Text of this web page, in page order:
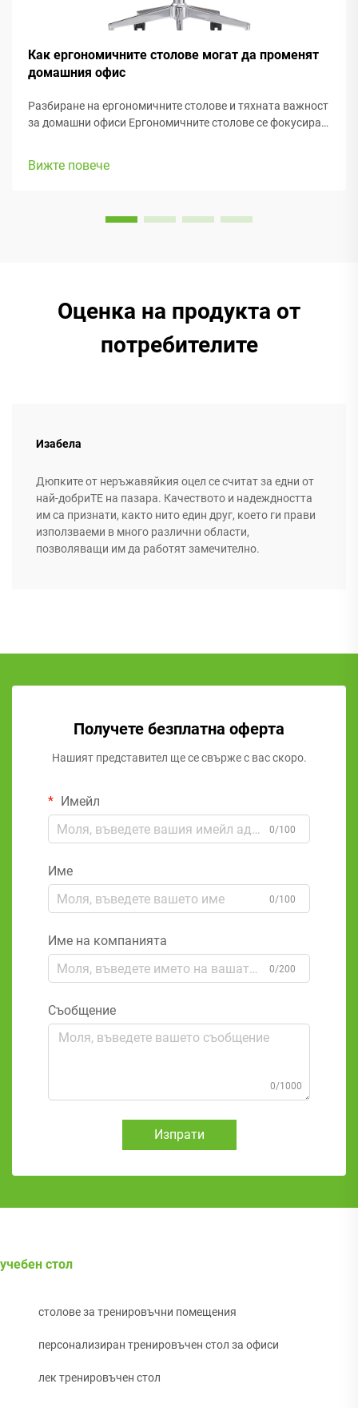
Как ергономичните столове могат да променят
домашния офис
Разбиране на ергономичните столове и тяхната важност
за домашни офиси Ергономичните столове се фокусират
съответстват на различни телосложения и
Вижте повече
Оценка на продукта от
потребителите
Изабела
Дюпките от неръжавяйкия оцел се считат за едни от
най-добриТЕ на пазара. Качеството и надеждността
им са признати, както нито един друг, което ги прави
използваеми в много различни области,
позволяващи им да работят замечително.
Получете безплатна оферта
Нашият представител ще се свърже с вас скоро.
Имейл
0/100
Име
0/100
Име на компанията
0/200
Съобщение
0/1000
Изпрати
учебен стол
столове за тренировъчни помещения
персонализиран тренировъчен стол за офиси
лек тренировъчен стол